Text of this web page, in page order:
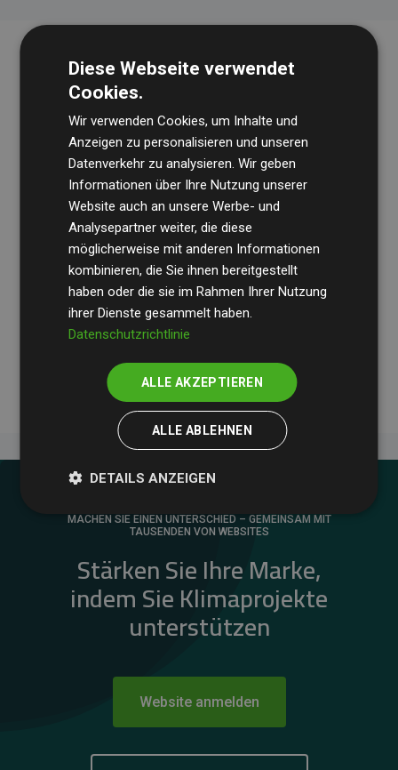
Die Wirtschaftsprüfungsgesellschaft BDOüberprüft
regelmäßig unsere Berechnungen und Methodik, um
Transparenz und Verlässlichkeit sicherzustellen.
Ihre Prüfungen belegen, dass unsere Investitionen in
Klimaschutzprojekte im Durchschnitt200 % der
geschätzten CO₂-Emissionender teilnehmenden
Websites kompensieren – ein klarer Nachweis für die
messbare Klimawirkung unseres Ansatzes.
MACHEN SIE EINEN UNTERSCHIED – GEMEINSAM MIT
TAUSENDEN VON WEBSITES
Stärken Sie Ihre Marke,
indem Sie Klimaprojekte
unterstützen
Website anmelden
Diese Webseite verwendet
Cookies.
Wir verwenden Cookies, um Inhalte und
Anzeigen zu personalisieren und unseren
Datenverkehr zu analysieren. Wir geben
Informationen über Ihre Nutzung unserer
Website auch an unsere Werbe- und
Analysepartner weiter, die diese
möglicherweise mit anderen Informationen
kombinieren, die Sie ihnen bereitgestellt
haben oder die sie im Rahmen Ihrer Nutzung
ihrer Dienste gesammelt haben.
Datenschutzrichtlinie
ALLE AKZEPTIEREN
ALLE ABLEHNEN
DETAILS ANZEIGEN